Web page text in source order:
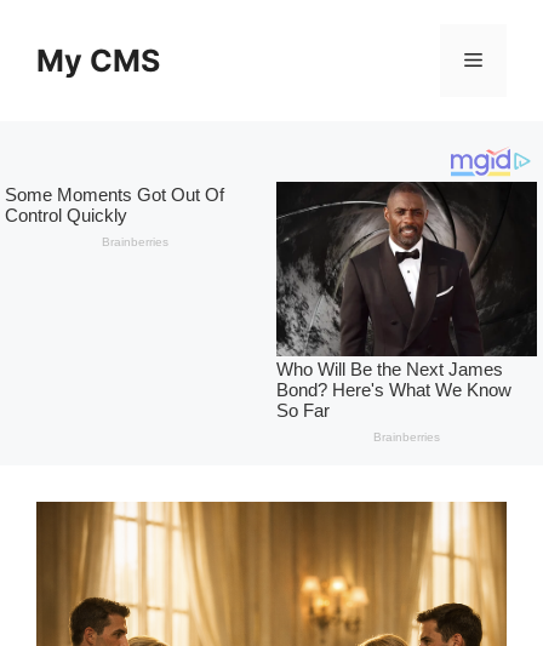
contentMy CMS Menu